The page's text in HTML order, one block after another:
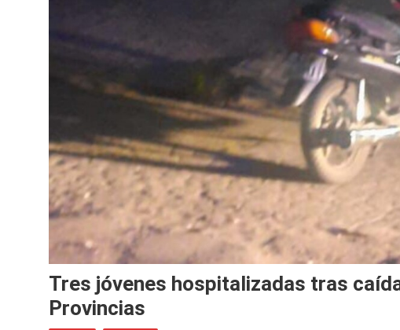
Tres jóvenes hospitalizadas tras
Provincias